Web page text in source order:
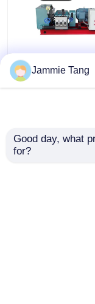
1400 বার ওয়াটার জেট
ব্লাস্টিং সরঞ্জাম শিল্প উচ্চ
Jammie Tang
Good day, what
for?